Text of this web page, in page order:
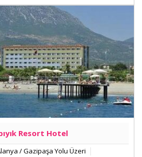
Resort Hotel
/ Gazipaşa Yolu Üzeri